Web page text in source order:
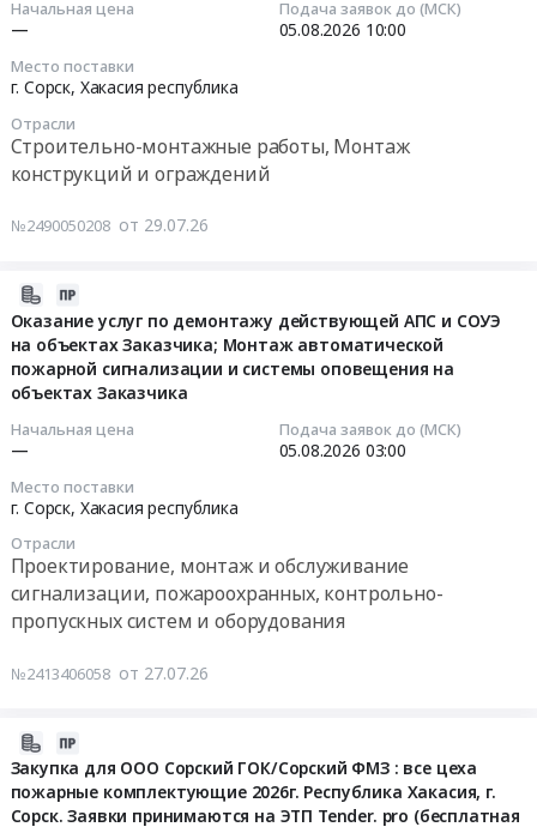
Начальная цена
—
Подача заявок до (МСК)
05.08.2026 10:00
Место поставки
г. Сорск, Хакасия республика
Отрасли
Строительно-монтажные работы, Монтаж
конструкций и ограждений
№2490050208 от 29.07.26
Оказание услуг по демонтажу действующей АПС и СОУЭ
на объектах Заказчика; Монтаж автоматической
пожарной сигнализации и системы оповещения на
объектах Заказчика
Начальная цена
—
Подача заявок до (МСК)
05.08.2026 03:00
Место поставки
г. Сорск, Хакасия республика
Отрасли
Проектирование, монтаж и обслуживание
сигнализации, пожароохранных, контрольно-
пропускных систем и оборудования
№2413406058 от 27.07.26
Закупка для ООО Сорский ГОК/Сорский ФМЗ : все цеха
пожарные комплектующие 2026г. Республика Хакасия, г.
Сорск. Заявки принимаются на ЭТП Tender. pro (бесплатная